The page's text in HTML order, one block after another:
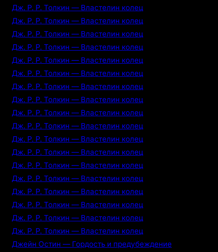
Дж. Р. Р. Толкин — Властелин колец
Дж. Р. Р. Толкин — Властелин колец
Дж. Р. Р. Толкин — Властелин колец
Дж. Р. Р. Толкин — Властелин колец
Дж. Р. Р. Толкин — Властелин колец
Дж. Р. Р. Толкин — Властелин колец
Дж. Р. Р. Толкин — Властелин колец
Дж. Р. Р. Толкин — Властелин колец
Дж. Р. Р. Толкин — Властелин колец
Дж. Р. Р. Толкин — Властелин колец
Дж. Р. Р. Толкин — Властелин колец
Дж. Р. Р. Толкин — Властелин колец
Дж. Р. Р. Толкин — Властелин колец
Дж. Р. Р. Толкин — Властелин колец
Дж. Р. Р. Толкин — Властелин колец
Дж. Р. Р. Толкин — Властелин колец
Дж. Р. Р. Толкин — Властелин колец
Дж. Р. Р. Толкин — Властелин колец
Джейн Остин — Гордость и предубеждение